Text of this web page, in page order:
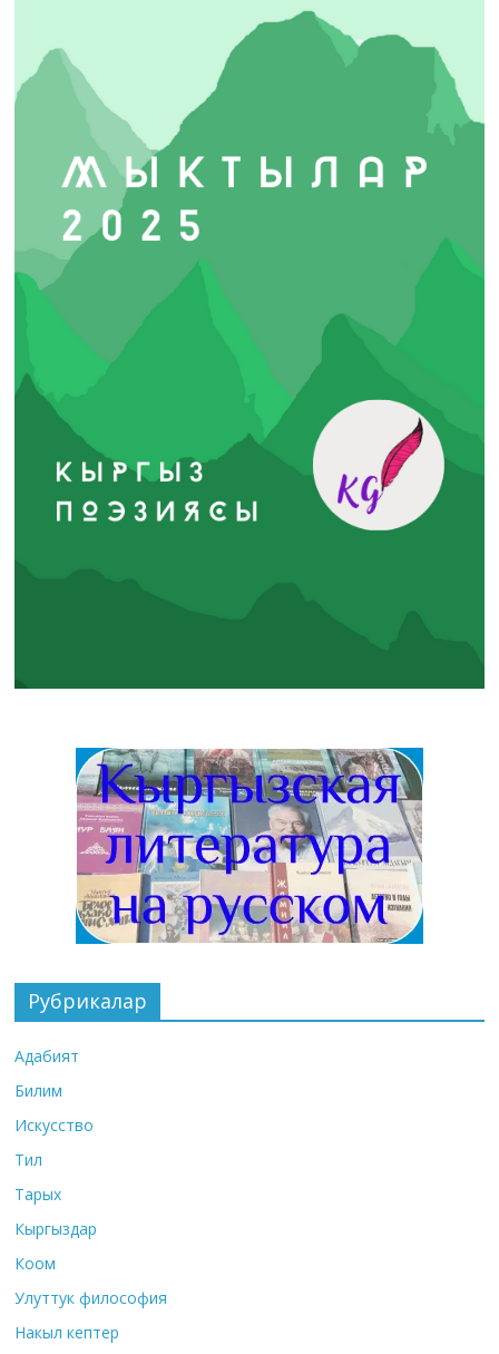
Рубрикалар
Адабият
Билим
Искусство
Тил
Тарых
Кыргыздар
Коом
Улуттук философия
Накыл кептер